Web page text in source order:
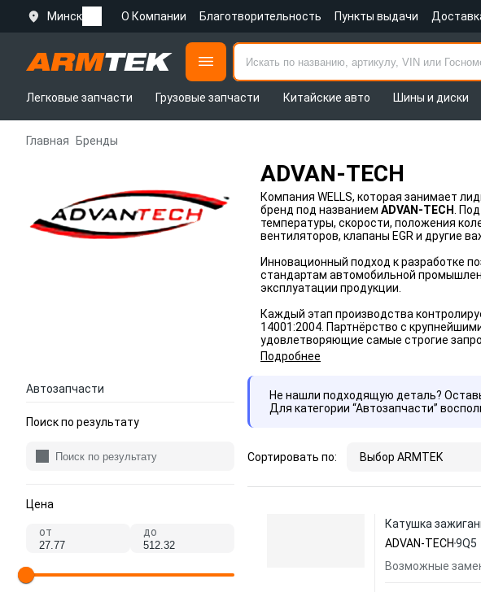
Минск О Компании Благотворительность Пункты выдачи
Легковые запчасти
Грузовые запчасти Китайские авто Шины и диски
Главная Бренды
ADVAN-TECH
Компания WELLS, которая занимает
бренд под названием ADVAN-TECH
.
температуры, скорости, положения
вентиляторов, клапаны EGR и другие
Инновационный подход к разработке
стандартам автомобильной
эксплуатации продукции.
Каждый этап производства
14001:2004. Партнёрство с
удовлетворяющие самые строгие
Подробнее
Автозапчасти
Поиск по результату
Цена
от до
Не нашли подходящую деталь?
Для категории “Автозапчасти”
Сортировать по: Выбор ARMTEK
Катушка
ADVAN-TECH 9Q5
Возможные